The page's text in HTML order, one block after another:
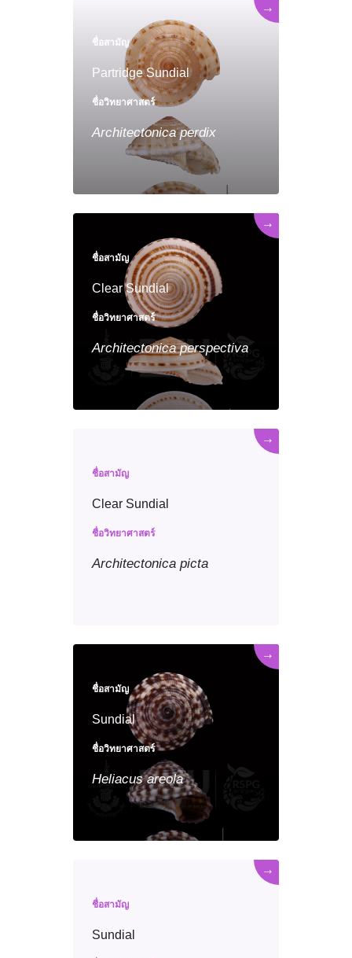
ชื่อสามัญ
Partridge Sundial
ชื่อวิทยาศาสตร์
Architectonica perdix
→
ชื่อสามัญ
Clear Sundial
ชื่อวิทยาศาสตร์
Architectonica perspectiva
→
ชื่อสามัญ
Clear Sundial
ชื่อวิทยาศาสตร์
Architectonica picta
→
ชื่อสามัญ
Sundial
ชื่อวิทยาศาสตร์
Heliacus areola
→
ชื่อสามัญ
Sundial
→